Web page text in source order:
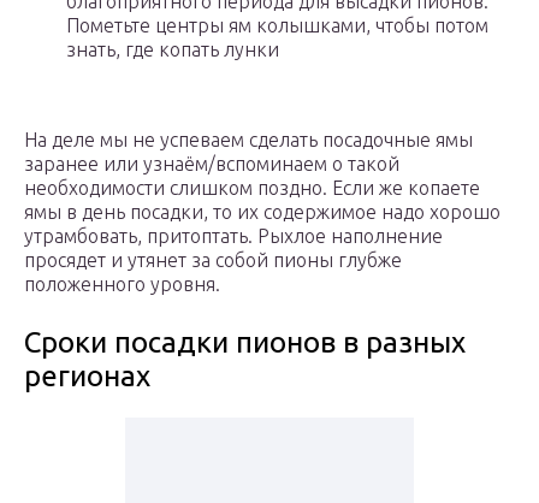
Пометьте центры ям колышками, чтобы потом
знать, где копать лунки
На деле мы не успеваем сделать посадочные ямы
заранее или узнаём/вспоминаем о такой
необходимости слишком поздно. Если же копаете
ямы в день посадки, то их содержимое надо хорошо
утрамбовать, притоптать. Рыхлое наполнение
просядет и утянет за собой пионы глубже
положенного уровня.
Сроки посадки пионов в разных
регионах